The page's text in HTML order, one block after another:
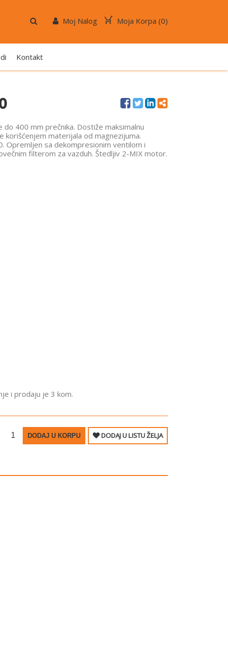
Moja Korpa (0)
Moj Nalog
Kontakt
400 mm prečnika. Dostiže maksimalnu
korišćenjem materijala od magnezijuma.
Opremljen sa dekompresionim ventilom i
filterom za vazduh. Štedljiv 2-MIX motor.
i prodaju je 3 kom.
DODAJ U KORPU DODAJ U LISTU ŽELJA